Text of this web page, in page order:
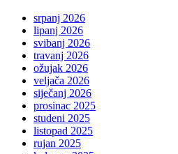
srpanj 2026
lipanj 2026
svibanj 2026
travanj 2026
ožujak 2026
veljača 2026
siječanj 2026
prosinac 2025
studeni 2025
listopad 2025
rujan 2025